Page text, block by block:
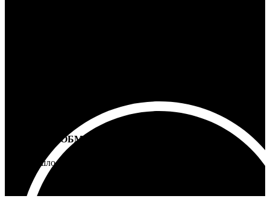
ВОЗВРАТ И ОБМЕН
Не подошло - вернем деньги